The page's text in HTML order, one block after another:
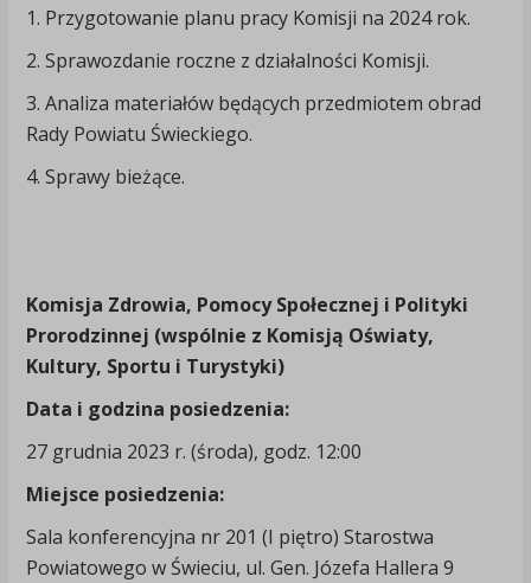
1. Przygotowanie planu pracy Komisji na 2024 rok.
2. Sprawozdanie roczne z działalności Komisji.
3. Analiza materiałów będących przedmiotem obrad
Rady Powiatu Świeckiego.
4. Sprawy bieżące.
Komisja Zdrowia, Pomocy Społecznej i Polityki
Prorodzinnej (wspólnie z Komisją Oświaty,
Kultury, Sportu i Turystyki)
Data i godzina posiedzenia:
27 grudnia 2023 r. (środa), godz. 12:00
Miejsce posiedzenia:
Sala konferencyjna nr 201 (I piętro) Starostwa
Powiatowego w Świeciu, ul. Gen. Józefa Hallera 9